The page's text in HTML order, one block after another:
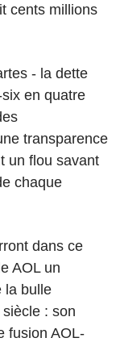
cents millions
- la dette
en quatre
transparence
un flou savant
chaque
dans ce
AOL un
la bulle
: son
fusion AOL-